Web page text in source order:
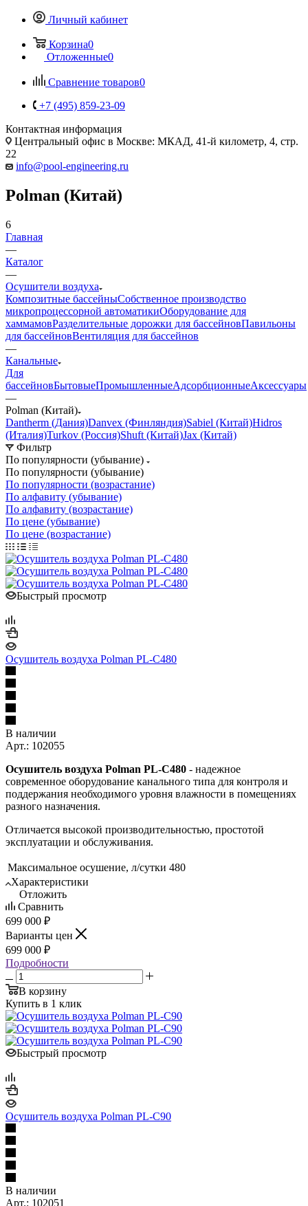
Личный кабинет
Корзина0
Отложенные0
Сравнение товаров0
+7 (495) 859-23-09
Контактная информация
Центральный офис в Москве: МКАД, 41-й километр, 4, стр.
22
info@pool-engineering.ru
Polman (Китай)
6
Главная
—
Каталог
—
Осушители воздуха
Композитные бассейныСобственное производство
микропроцессорной автоматикиОборудование для
хаммамовРазделительные дорожки для бассейновПавильоны
для бассейновВентиляция для бассейнов
—
Канальные
Для
бассейновБытовыеПромышленныеАдсорбционныеАксессуары
—
Polman (Китай)
Dantherm (Дания)Danvex (Финляндия)Sabiel (Китай)Hidros
(Италия)Turkov (Россия)Shuft (Китай)Jax (Китай)
Фильтр
По популярности (убывание)
По популярности (убывание)
По популярности (возрастание)
По алфавиту (убывание)
По алфавиту (возрастание)
По цене (убывание)
По цене (возрастание)
Быстрый просмотр
Осушитель воздуха Polman PL-C480
В наличии
Арт.: 102055
Осушитель воздуха Polman PL-C480 - надежное
современное оборудование канального типа для контроля и
поддержания необходимого уровня влажности в помещениях
разного назначения.
Отличается высокой производительностью, простотой
эксплуатации и обслуживания.
Максимальное осушение, л/сутки 480
Характеристики
Отложить
Сравнить
699 000 ₽
Варианты цен
699 000 ₽
Подробности
В корзину
Купить в 1 клик
Быстрый просмотр
Осушитель воздуха Polman PL-C90
В наличии
Арт.: 102051